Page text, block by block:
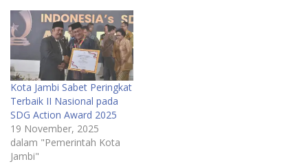
Kota Jambi Sabet Peringkat
Terbaik II Nasional pada
SDG Action Award 2025
19 November, 2025
dalam "Pemerintah Kota
Jambi"